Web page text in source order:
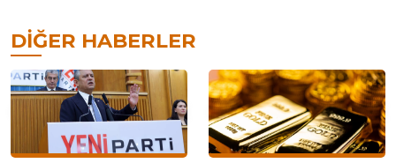
DIĞER HABERLER